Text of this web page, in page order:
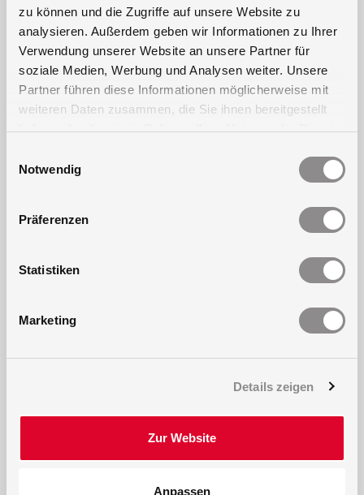
zu können und die Zugriffe auf unsere Website zu
analysieren. Außerdem geben wir Informationen zu Ihrer
Verwendung unserer Website an unsere Partner für
soziale Medien, Werbung und Analysen weiter. Unsere
Partner führen diese Informationen möglicherweise mit
weiteren Daten zusammen, die Sie ihnen bereitgestellt
haben oder die sie im Rahmen Ihrer Nutzung der Dienste
Notwendig
Präferenzen
Statistiken
Marketing
Details zeigen
Zur Website
Anpassen